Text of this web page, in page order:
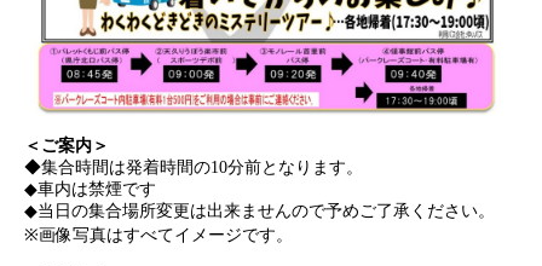
＜ご案内＞
◆集合時間は発着時間の10分前となります。
◆車内は禁煙です
◆当日の集合場所変更は出来ませんので予めご了承ください。
※画像写真はすべてイメージです。